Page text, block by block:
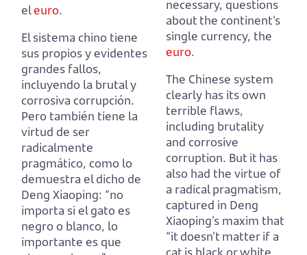
eleuro.
El sistema chino tiene
sus propios y evidentes
grandes fallos,
incluyendo la brutal y
corrosiva corrupción.
Pero también tiene la
virtud de ser
radicalmente
pragmático, como lo
demuestra el dicho de
Deng Xiaoping: “no
importa si el gato es
negro o blanco, lo
importante es que
necessary, questions
about the continent’s
single currency, the
euro.
The Chinese system
clearly has its own
terrible flaws,
including brutality
and corrosive
corruption. But it has
also had the virtue of
a radical pragmatism,
captured in Deng
Xiaoping’s maxim that
“it doesn’t matter if a
cat is black or white,